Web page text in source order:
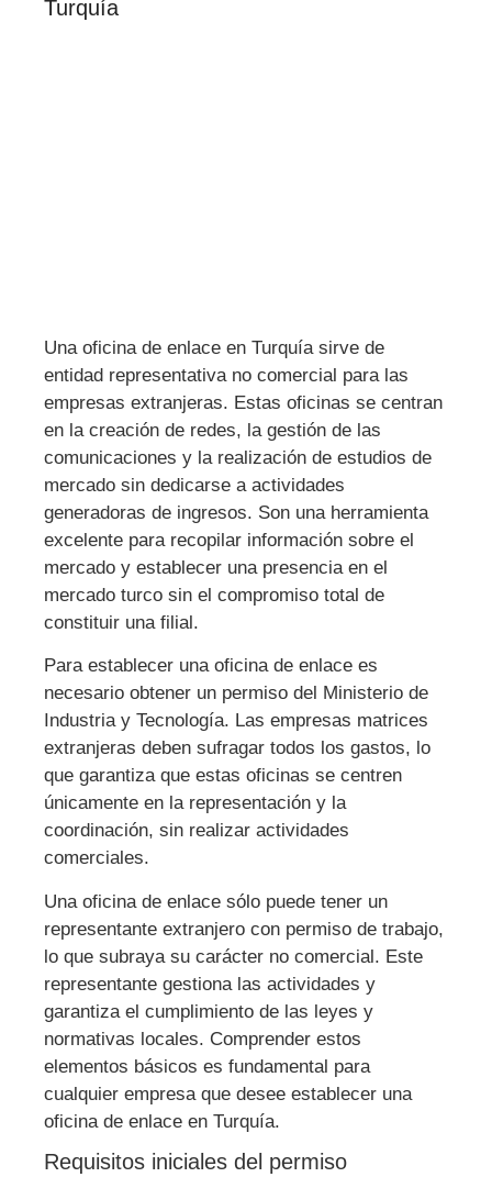
Turquía
Una oficina de enlace en Turquía sirve de
entidad representativa no comercial para las
empresas extranjeras. Estas oficinas se centran
en la creación de redes, la gestión de las
comunicaciones y la realización de estudios de
mercado sin dedicarse a actividades
generadoras de ingresos. Son una herramienta
excelente para recopilar información sobre el
mercado y establecer una presencia en el
mercado turco sin el compromiso total de
constituir una filial.
Para establecer una oficina de enlace es
necesario obtener un permiso del Ministerio de
Industria y Tecnología. Las empresas matrices
extranjeras deben sufragar todos los gastos, lo
que garantiza que estas oficinas se centren
únicamente en la representación y la
coordinación, sin realizar actividades
comerciales.
Una oficina de enlace sólo puede tener un
representante extranjero con permiso de trabajo,
lo que subraya su carácter no comercial. Este
representante gestiona las actividades y
garantiza el cumplimiento de las leyes y
normativas locales. Comprender estos
elementos básicos es fundamental para
cualquier empresa que desee establecer una
oficina de enlace en Turquía.
Requisitos iniciales del permiso